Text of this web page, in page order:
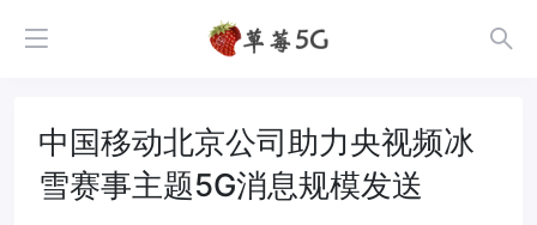
中国移动北京公司助力央视频冰
雪赛事主题5G消息规模发送